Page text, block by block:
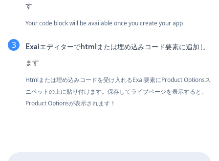
す
Your code block will be available once you create your app
Exaiエディターでhtmlまたは埋め込みコード要素に追加し
ます
Htmlまたは埋め込みコードを受け入れるExai要素にProduct Optionsス
ニペットの上に貼り付けます。保存してライブページを表示すると、
Product Optionsが表示されます！